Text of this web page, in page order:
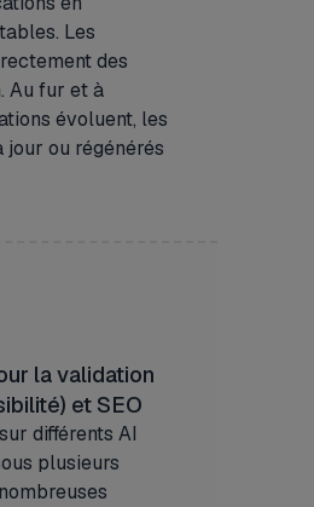
Les
des
Au fur et à
évoluent, les
ou régénérés
la validation
et SEO
différents AI
plusieurs